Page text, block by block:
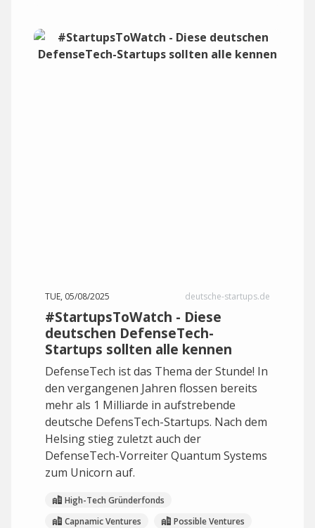
TUE, 05/08/2025 deutsche-startups.de
#StartupsToWatch - Diese
deutschen DefenseTech-
Startups sollten alle kennen
DefenseTech ist das Thema der Stunde! In
den vergangenen Jahren flossen bereits
mehr als 1 Milliarde in aufstrebende
deutsche DefensTech-Startups. Nach dem
Helsing stieg zuletzt auch der
DefenseTech-Vorreiter Quantum Systems
zum Unicorn auf.
High-Tech Gründerfonds
Capnamic Ventures
Possible Ventures